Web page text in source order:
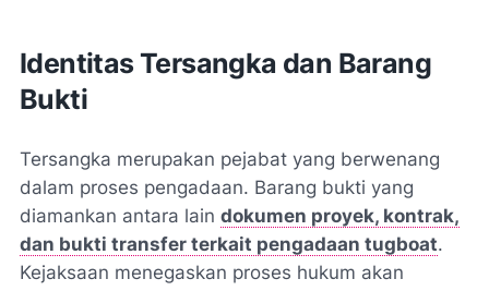
Identitas Tersangka dan Barang
Bukti
Tersangka merupakan pejabat yang berwenang
dalam proses pengadaan. Barang bukti yang
diamankan antara lain dokumen proyek, kontrak,
dan bukti transfer terkait pengadaan tugboat.
Kejaksaan menegaskan proses hukum akan